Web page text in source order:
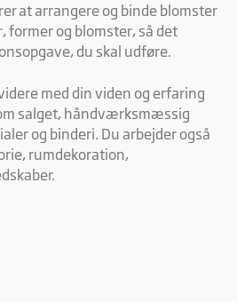
at arrangere og binde blomster
former og blomster, så det
du skal udføre.
med din viden og erfaring
salget, håndværksmæssig
og binderi. Du arbejder også
rumdekoration,